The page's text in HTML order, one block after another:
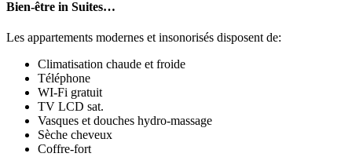
Bien-être in Suites…
Les appartements modernes et insonorisés disposent de:
Climatisation chaude et froide
Téléphone
WI-Fi gratuit
TV LCD sat.
Vasques et douches hydro-massage
Sèche cheveux
Coffre-fort